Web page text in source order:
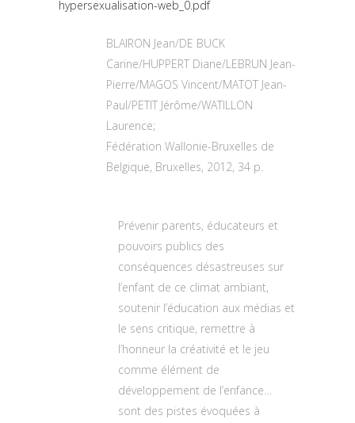
hypersexualisation-web_0.pdf
BLAIRON Jean/DE BUCK
Carine/HUPPERT Diane/LEBRUN Jean-
Pierre/MAGOS Vincent/MATOT Jean-
Paul/PETIT Jérôme/WATILLON
Laurence;
Fédération Wallonie-Bruxelles de
Belgique, Bruxelles, 2012, 34 p.
Prévenir parents, éducateurs et
pouvoirs publics des
conséquences désastreuses sur
l’enfant de ce climat ambiant,
soutenir l’éducation aux médias et
le sens critique, remettre à
l’honneur la créativité et le jeu
comme élément de
développement de l’enfance…
sont des pistes évoquées à